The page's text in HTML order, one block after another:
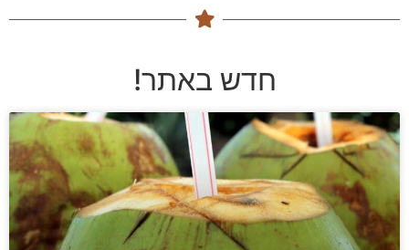
חדש באתר!